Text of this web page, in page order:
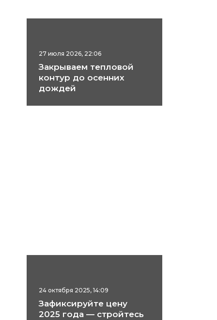
27 июля 2026, 22:06
Закрываем тепловой
контур до осенних
дождей
24 октября 2025, 14:09
Зафиксируйте цену
2025 года — стройтесь